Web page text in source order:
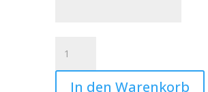
Sternenkind
Engelchen
In den Warenkorb